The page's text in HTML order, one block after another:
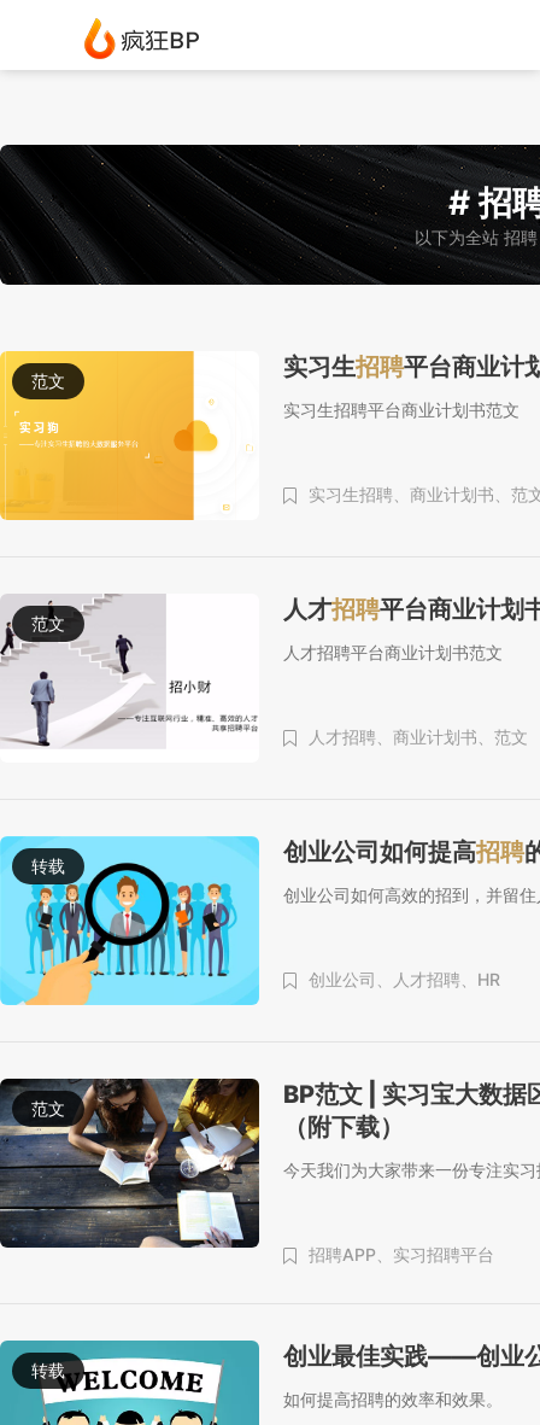
# 招
以下为全站 招
范文 实习生招聘平台商业计
实习生招聘平台商业计划书范文
实习生招聘、 商业计划书、 范
范文 人才招聘平台商业计划
人才招聘平台商业计划书范文
人才招聘、 商业计划书、 范文
转载 创业公司如何提高招聘
创业公司如何高效的招到，并留
创业公司、 人才招聘、 HR
范文
BP范文 | 实习宝大数据
（附下载）
今天我们为大家带来一份专注实
招聘APP、 实习招聘平台
转载 创业最佳实践——创业
如何提高招聘的效率和效果。